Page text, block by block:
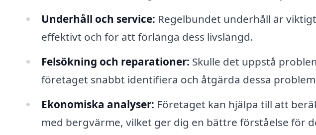
Underhåll och service: Regelbundet underhåll är
effektivt och för att förlänga dess livslängd.
Felsökning och reparationer: Skulle det uppstå
företaget snabbt identifiera och åtgärda dessa
Ekonomiska analyser: Företaget kan hjälpa till att
med bergvärme, vilket ger dig en bättre förståelse för